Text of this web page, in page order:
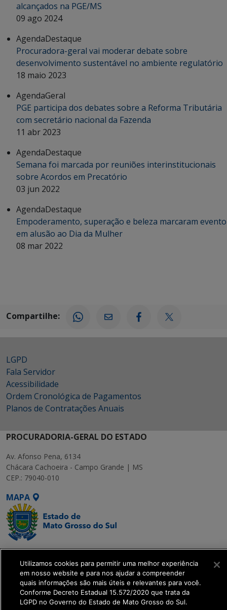
alcançados na PGE/MS
09 ago 2024
AgendaDestaque
Procuradora-geral vai moderar debate sobre
desenvolvimento sustentável no ambiente regulatório
18 maio 2023
AgendaGeral
PGE participa dos debates sobre a Reforma Tributária
com secretário nacional da Fazenda
11 abr 2023
AgendaDestaque
Semana foi marcada por reuniões interinstitucionais
sobre Acordos em Precatório
03 jun 2022
AgendaDestaque
Empoderamento, superação e beleza marcaram evento
em alusão ao Dia da Mulher
08 mar 2022
Compartilhe:
LGPD
Fala Servidor
Acessibilidade
Ordem Cronológica de Pagamentos
Planos de Contratações Anuais
PROCURADORIA-GERAL DO ESTADO
Av. Afonso Pena, 6134
Chácara Cachoeira - Campo Grande | MS
CEP.: 79040-010
MAPA
SETDIG | Secretaria-
Executiva de
Transformação Digital
get_footer();
Utilizamos cookies para permitir uma melhor experiência
em nosso website e para nos ajudar a compreender
quais informações são mais úteis e relevantes para você.
Conforme Decreto Estadual 15.572/2020 que trata da
LGPD no Governo do Estado de Mato Grosso do Sul.